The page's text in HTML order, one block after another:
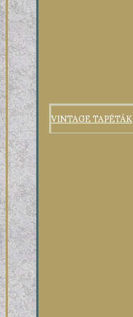
VINTAGE TAPÉTÁK